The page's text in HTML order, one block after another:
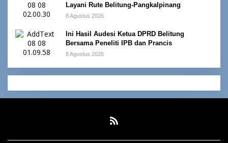
Layani Rute Belitung-Pangkalpinang
8 Agustus 2026
Ini Hasil Audesi Ketua DPRD Belitung
Bersama Peneliti IPB dan Prancis
8 Agustus 2026